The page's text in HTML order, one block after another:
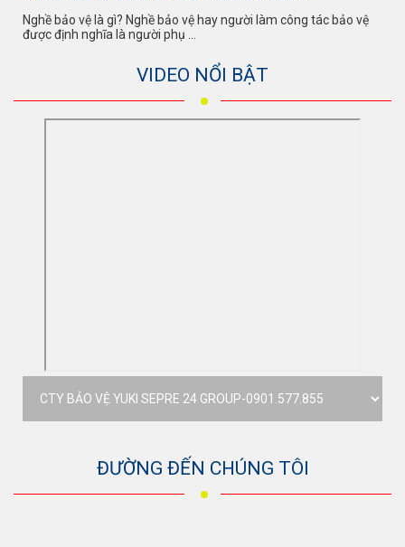
Nghề bảo vệ là gì? Nghề bảo vệ hay người làm công tác bảo vệ
được định nghĩa là người phụ ...
VIDEO NỔI BẬT
ĐƯỜNG ĐẾN CHÚNG TÔI